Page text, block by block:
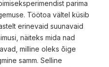
parima
Töötoa vältel küsib
erinevaid suunavaid
näiteks mida nad
milline oleks õige
samm. Selline